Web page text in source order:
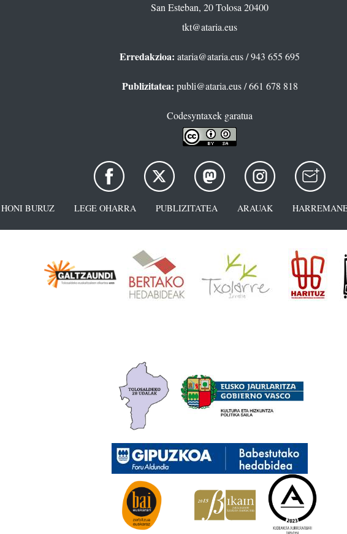
San Esteban, 20 Tolosa 20400
tkt@ataria.eus
Erredakzioa: ataria@ataria.eus/ 943 655 695
Publizitatea: publi@ataria.eus/ 661 678 818
Codesyntaxek garatua
HONI BURUZ LEGE OHARRA PUBLIZITATEA ARAUAK